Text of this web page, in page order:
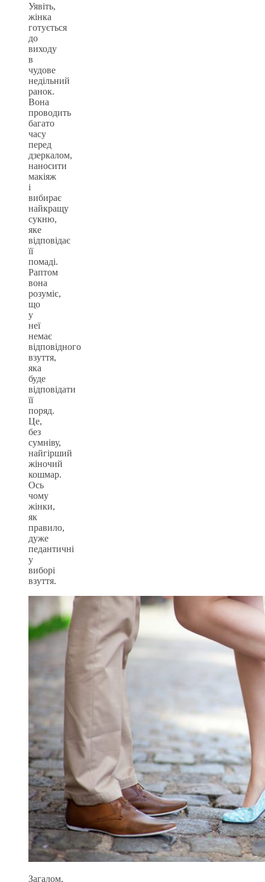
Уявіть,
жінка
готується
до
виходу
в
чудове
недільний
ранок.
Вона
проводить
багато
часу
перед
дзеркалом,
наносити
макіяж
і
вибирає
найкращу
сукню,
яке
відповідає
її
помаді.
Раптом
вона
розуміє,
що
у
неї
немає
відповідного
взуття,
яка
буде
відповідати
її
поряд.
Це,
без
сумніву,
найгірший
жіночий
кошмар.
Ось
чому
жінки,
як
правило,
дуже
педантичні
у
виборі
взуття.
Загалом,